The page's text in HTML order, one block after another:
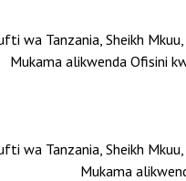
wa Tanzania, Sheikh
Mukama alikwenda Ofisini
wa Tanzania, Sheikh
Mukama